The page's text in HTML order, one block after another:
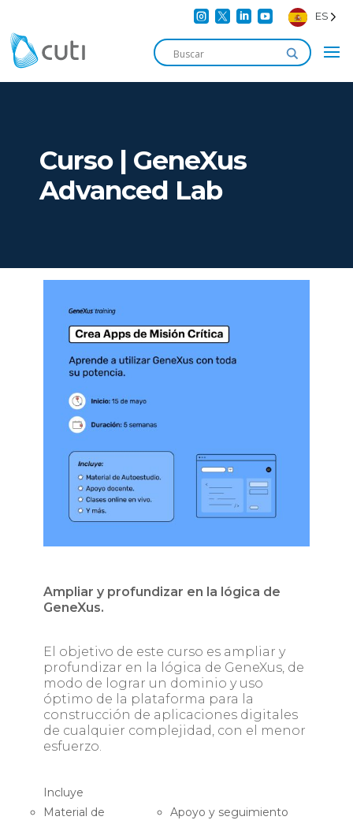
    ES
Curso | GeneXus
Advanced Lab
Ampliar y profundizar en la lógica de
GeneXus.
El objetivo de este curso es ampliar y
profundizar en la lógica de GeneXus, de
modo de lograr un dominio y uso
óptimo de la plataforma para la
construcción de aplicaciones digitales
de cualquier complejidad, con el menor
esfuerzo.
Incluye
Material de
Apoyo y seguimiento